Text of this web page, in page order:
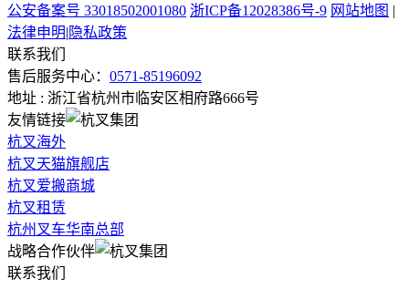
公安备案号 33018502001080 浙ICP备12028386号-9 网站地图 |
法律申明| 隐私政策
联系我们
售后服务中心： 0571-85196092
地址 : 浙江省杭州市临安区相府路666号
友情链接
杭叉海外
杭叉天猫旗舰店
杭叉爱搬商城
杭叉租赁
杭州叉车华南总部
战略合作伙伴
联系我们